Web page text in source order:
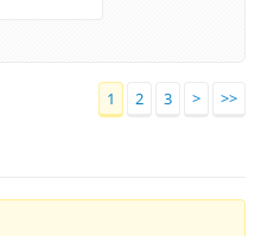
1 2 3 > >>